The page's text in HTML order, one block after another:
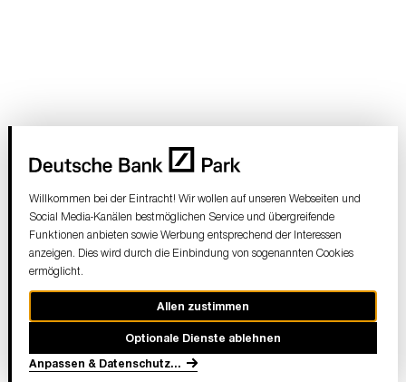
Willkommen bei der Eintracht! Wir wollen auf unseren Webseiten und
Social Media-Kanälen bestmöglichen Service und übergreifende
Funktionen anbieten sowie Werbung entsprechend der Interessen
anzeigen. Dies wird durch die Einbindung von sogenannten Cookies
ermöglicht.
Allen zustimmen
Optionale Dienste ablehnen
Anpassen & Datenschutz...